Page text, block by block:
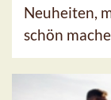
Neuheiten,
schön